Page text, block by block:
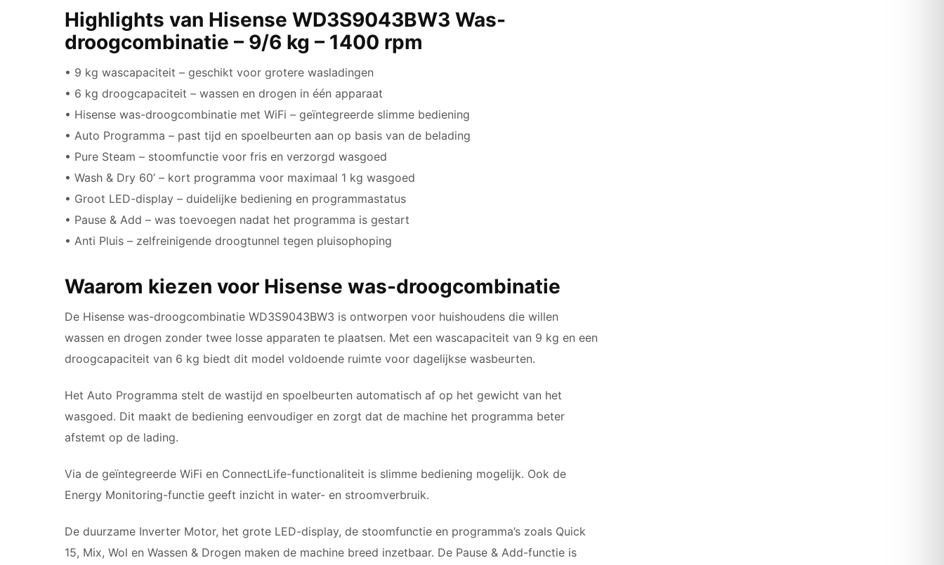
Highlights van Hisense WD3S9043BW3 Was-
droogcombinatie – 9/6 kg – 1400 rpm
• 9 kg wascapaciteit – geschikt voor grotere wasladingen
• 6 kg droogcapaciteit – wassen en drogen in één apparaat
• Hisense was-droogcombinatie met WiFi – geïntegreerde slimme bediening
• Auto Programma – past tijd en spoelbeurten aan op basis van de belading
• Pure Steam – stoomfunctie voor fris en verzorgd wasgoed
• Wash & Dry 60’ – kort programma voor maximaal 1 kg wasgoed
• Groot LED-display – duidelijke bediening en programmastatus
• Pause & Add – was toevoegen nadat het programma is gestart
• Anti Pluis – zelfreinigende droogtunnel tegen pluisophoping
Waarom kiezen voor Hisense was-droogcombinatie
De Hisense was-droogcombinatie WD3S9043BW3 is ontworpen voor huishoudens die willen
wassen en drogen zonder twee losse apparaten te plaatsen. Met een wascapaciteit van 9 kg en een
droogcapaciteit van 6 kg biedt dit model voldoende ruimte voor dagelijkse wasbeurten.
Het Auto Programma stelt de wastijd en spoelbeurten automatisch af op het gewicht van het
wasgoed. Dit maakt de bediening eenvoudiger en zorgt dat de machine het programma beter
afstemt op de lading.
Via de geïntegreerde WiFi en ConnectLife-functionaliteit is slimme bediening mogelijk. Ook de
Energy Monitoring-functie geeft inzicht in water- en stroomverbruik.
De duurzame Inverter Motor, het grote LED-display, de stoomfunctie en programma’s zoals Quick
15, Mix, Wol en Wassen & Drogen maken de machine breed inzetbaar. De Pause & Add-functie is